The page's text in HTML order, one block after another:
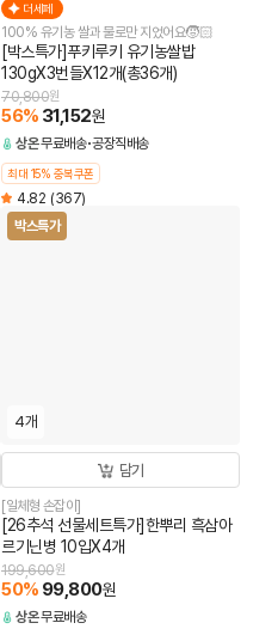
더세페
100% 유기농 쌀과 물로만 지었어요🧒🏻
[박스특가]푸키루키 유기농쌀밥
130gX3번들X12개(총36개)
70,800원
56% 31,152원
상온무료배송 공장직배송
최대 15% 중복쿠폰
4.82 (367)
박스특가
4개
담기
[일체형 손잡이]
[26추석 선물세트특가]한뿌리 흑삼아
르기닌병 10입X4개
199,600원
50% 99,800원
상온무료배송